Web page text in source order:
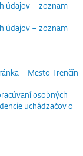
údajov – zoznam
údajov – zoznam
– Mesto Trenčín
osobných
uchádzačov o